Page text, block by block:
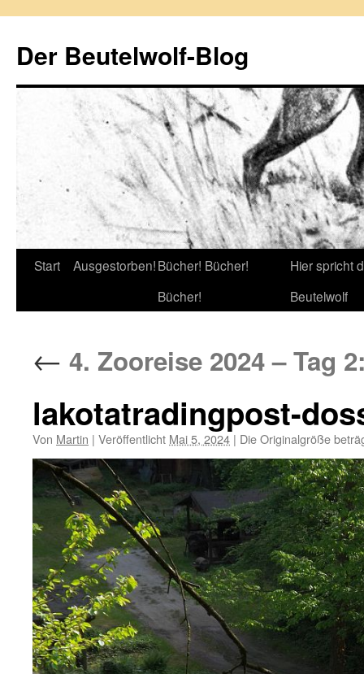
springen
Der Beutelwolf-Blog
Start Ausgestorben!Bücher! Bücher!
Bücher!
Hier spricht
Beutelwolf
← 4. Zooreise 2024 – Tag
lakotatradingpost-
Von Martin | Veröffentlicht Mai 5, 2024 | Die Originalgröße